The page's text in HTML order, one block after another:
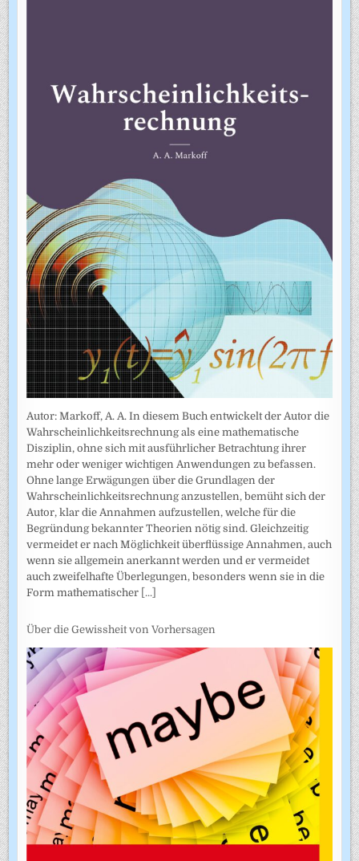
Autor: Markoff, A. A. In diesem Buch entwickelt der Autor die
Wahrscheinlichkeitsrechnung als eine mathematische
Disziplin, ohne sich mit ausführlicher Betrachtung ihrer
mehr oder weniger wichtigen Anwendungen zu befassen.
Ohne lange Erwägungen über die Grundlagen der
Wahrscheinlich­keitsrechnung anzustellen, bemüht sich der
Autor, klar die Annahmen auf­zustellen, welche für die
Begründung bekannter Theorien nötig sind. Gleichzeitig
vermeidet er nach Möglichkeit überflüssige Annahmen, auch
wenn sie allgemein anerkannt werden und er vermeidet
auch zweifel­hafte Überlegungen, besonders wenn sie in die
Form mathematischer [...]
Über die Gewissheit von Vorhersagen